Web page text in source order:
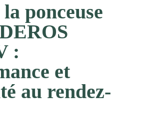
ponceuse
:
et
au rendez-